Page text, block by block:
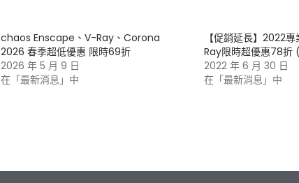
chaos Enscape、V-Ray、Corona
2026 春季超低優惠 限時69折
2026 年 5 月 9 日
在「最新消息」中
【促銷延長】2022
Ray限時超優惠78折
2022 年 6 月 30 日
在「最新消息」中